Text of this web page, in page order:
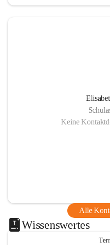
Keine
Alle
Wissenswertes